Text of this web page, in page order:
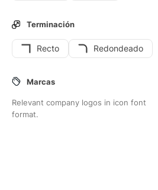
Terminación
Recto Redondeado
Marcas
Relevant company logos in icon font
format.